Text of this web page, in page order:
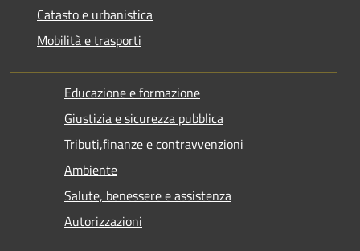
Catasto e urbanistica
Mobilità e trasporti
Educazione e formazione
Giustizia e sicurezza pubblica
Tributi,finanze e contravvenzioni
Ambiente
Salute, benessere e assistenza
Autorizzazioni